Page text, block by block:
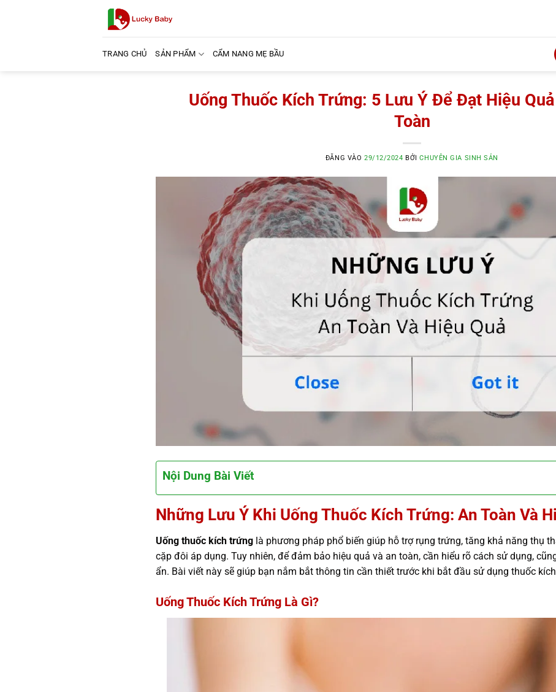
TRANG CHỦ SẢN PHẨM CẨM NANG MẸ BẦU
Uống Thuốc Kích Trứng: 5 Lưu Ý Để Đạt Hiệu
Toàn
ĐĂNG VÀO 29/12/2024 BỞICHUYÊN GIA SINH SẢN
Nội Dung Bài Viết
Những Lưu Ý Khi Uống Thuốc Kích Trứng: An Toàn Và
Uống thuốc kích trứnglà phương pháp phổ biến giúp hỗ trợ rụng trứng, tăng khả năng thụ
cặp đôi áp dụng. Tuy nhiên, để đảm bảo hiệu quả và an toàn, cần hiểu rõ cách sử dụng,
ẩn. Bài viết này sẽ giúp bạn nắm bắt thông tin cần thiết trước khi bắt đầu sử dụng thuốc
Uống Thuốc Kích Trứng Là Gì?